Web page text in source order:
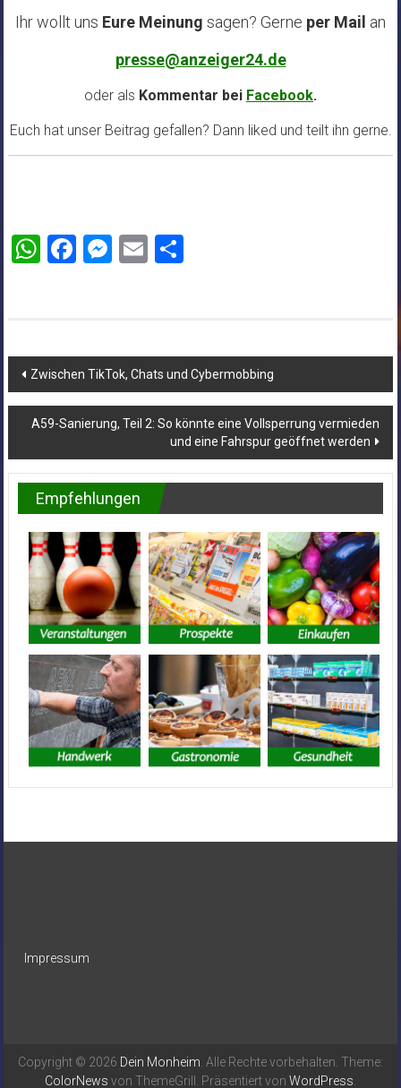
Ihr wollt uns Eure Meinung sagen? Gerne per Mail an
presse@anzeiger24.de
oder als Kommentar bei Facebook.
Euch hat unser Beitrag gefallen? Dann liked und teilt ihn gerne.
WhatsApp
Facebook
Messenger
EmailTeilen
Beitragsnavigation
Zwischen TikTok, Chats und Cybermobbing
A59-Sanierung, Teil 2: So könnte eine Vollsperrung vermieden
und eine Fahrspur geöffnet werden
Empfehlungen
Impressum
Copyright © 2026 Dein Monheim . Alle Rechte vorbehalten. Theme:
ColorNews von ThemeGrill. Präsentiert von WordPress